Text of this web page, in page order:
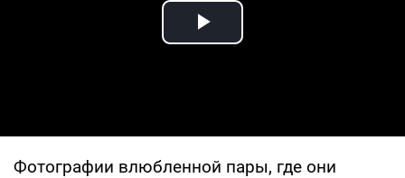
Play Video
Фотографии влюбленной пары, где они